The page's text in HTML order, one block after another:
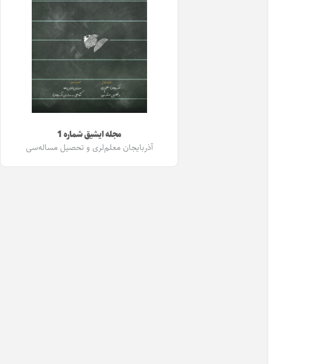
مجله ایشیق شماره 1
آذربایجان معلم‌لری و تحصیل مساله‌سی